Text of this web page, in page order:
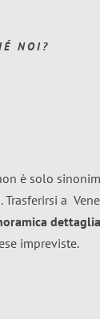
NOI?
è solo
a
impreviste.